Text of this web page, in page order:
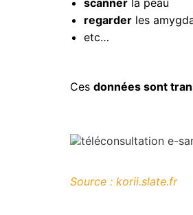
regarder les
etc…
Ces données sont
Source : korii.slate.fr